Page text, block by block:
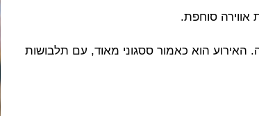
אווירה סוחפת.
האירוע הוא כאמור ססגוני מאוד, עם תלבושות